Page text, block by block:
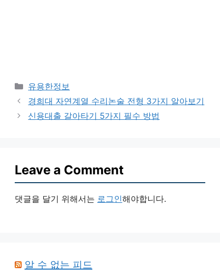
Categories
유용한정보
경희대 자연계열 수리논술 전형 3가지 알아보기
신용대출 갈아타기 5가지 필수 방법
Leave a Comment
댓글을 달기 위해서는 로그인해야합니다.
알 수 없는 피드